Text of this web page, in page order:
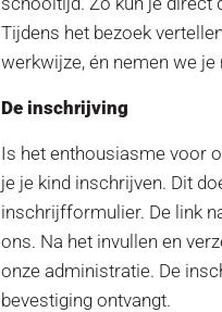
Tijdens het bezoek
werkwijze, én nemen we
De inschrijving
Is het enthousiasme voor
je je kind inschrijven. Dit
inschrijfformulier. De link
ons. Na het invullen en
onze administratie. De
bevestiging ontvangt.